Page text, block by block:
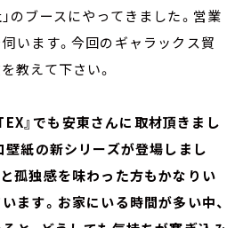
のブースにやってきました。営業
います。今回のギャラックス貿
教えて下さい。
』でも安東さんに取材頂きまし
壁紙の新シリーズが登場しまし
孤独感を味わった方もかなりい
ます。お家にいる時間が多い中、